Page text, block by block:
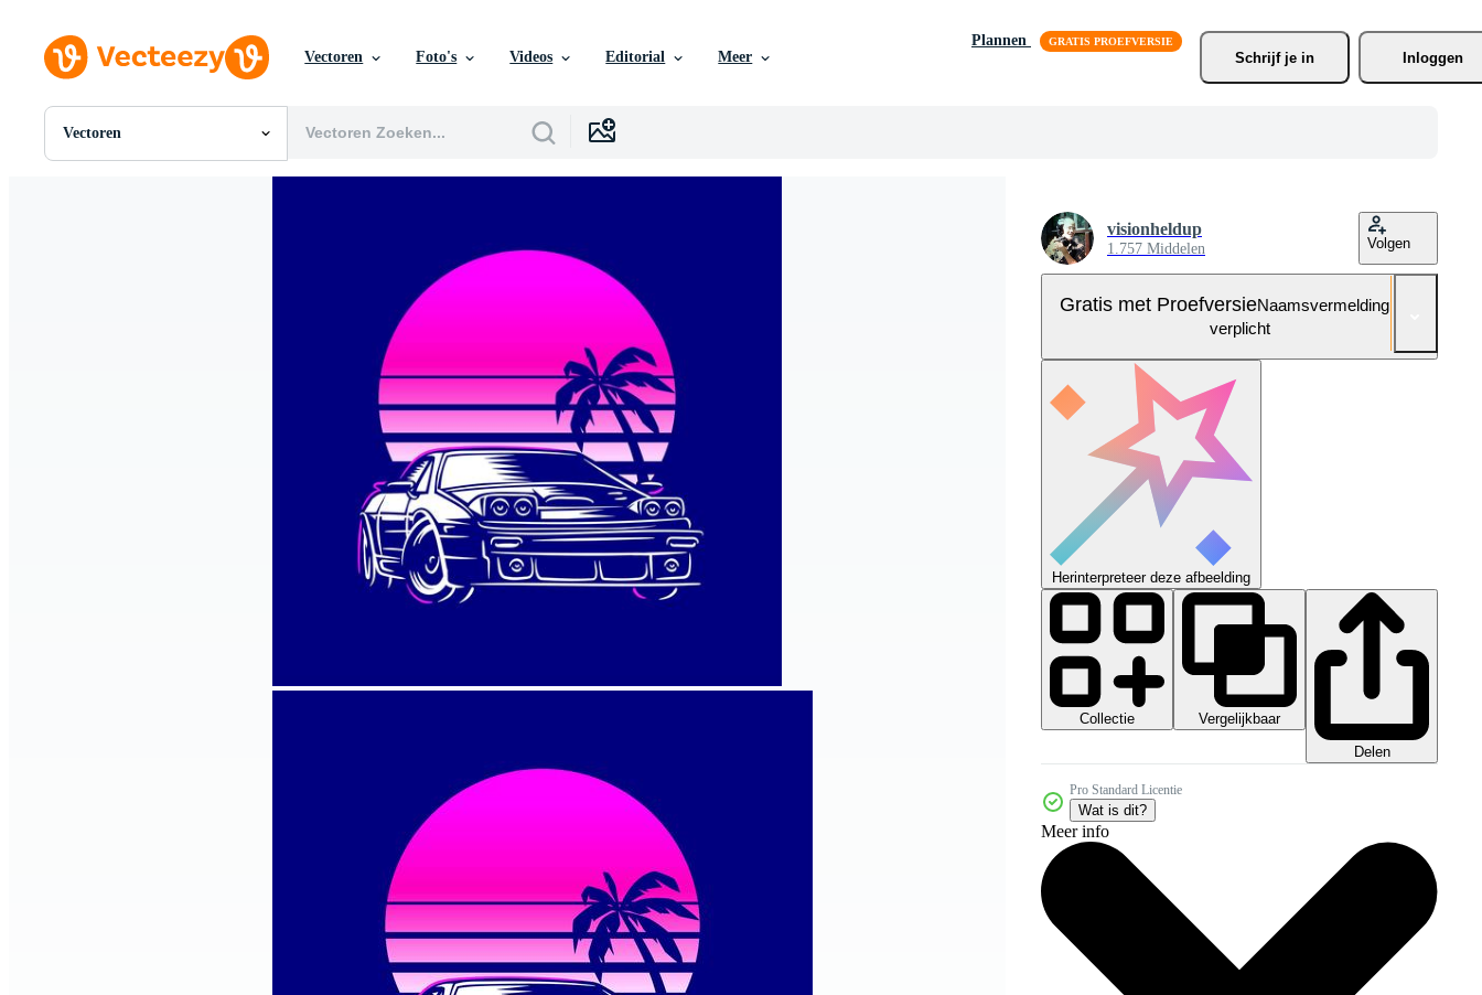
Vectoren Foto's Videos Editorial Meer
Plannen
Schrijf je in Inloggen
Vectoren
Alle Afbeeldingen
visionheldup
1.757 Middelen Volgen
Gratis met ProefversieNaamsvermelding niet
verplicht
Herinterpreteer deze afbeelding
Collectie
Vergelijkbaar
Delen
Pro Standard Licentie
Wat is dit?
Meer info